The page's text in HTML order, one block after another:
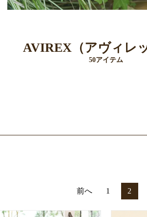
AVIREX（アヴィレ
50アイテム
前へ 1 2